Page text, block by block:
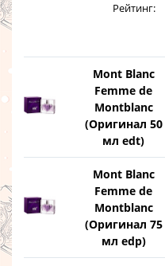
Рейтинг:
Mont Blanc
Femme de
Montblanc
(Оригинал 50
мл edt)
Mont Blanc
Femme de
Montblanc
(Оригинал 75
мл edp)